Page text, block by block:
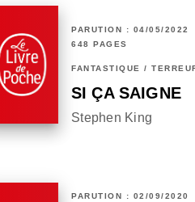
PARUTION : 04/05/2022
648 PAGES
FANTASTIQUE /
SI ÇA SAIGNE
Stephen King
PARUTION : 02/09/2020